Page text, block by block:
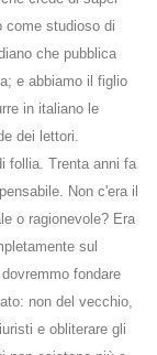
come studioso di
che pubblica
e abbiamo il figlio
in italiano le
dei lettori.
follia. Trenta anni fa
Non c'era il
o ragionevole? Era
sul
fondare
non del vecchio,
e obliterare gli